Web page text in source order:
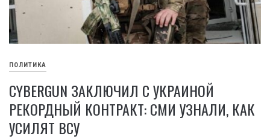
ПОЛИТИКА
CYBERGUN ЗАКЛЮЧИЛ С УКРАИНОЙ
РЕКОРДНЫЙ КОНТРАКТ: СМИ УЗНАЛИ, КАК
УСИЛЯТ ВСУ